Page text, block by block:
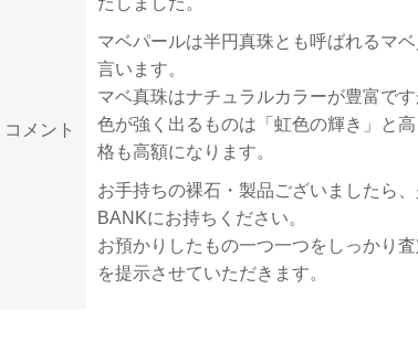
コメント
マベパールは半円真珠とも呼ばれるマ
言います。
マベ真珠はナチュラルカラーが豊富で
色が強く出るものは「虹色の輝き」と
格も高額になります。
お手持ちの裸石・製品ございましたら
BANKにお持ちください。
お預かりしたもの一つ一つをしっかり
を提示させていただきます。